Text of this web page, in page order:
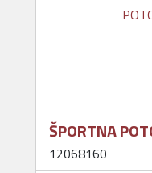
ŠPORTNA
12068160